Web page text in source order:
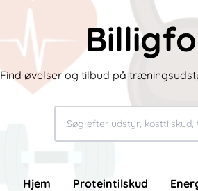
Find øvelser og tilbud på
Hjem Proteintilskud